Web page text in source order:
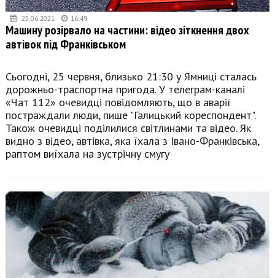
25.06.2021 16:49
Машину розірвало на частини: відео зіткнення двох
автівок під Франківськом
Сьогодні, 25 червня, близько 21:30 у Ямниці сталась
дорожньо-траспортна пригода. У телеграм-каналі
«Чат 112» очевидці повідомляють, що в аварії
постраждали люди, пише "Галицький кореспондент".
Також очевидці поділилися світлинами та відео. Як
видно з відео, автівка, яка їхала з Івано-Франківська,
раптом виїхала на зустрічну смугу